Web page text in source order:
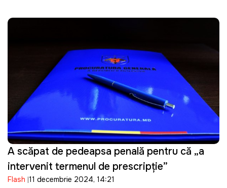
A scăpat de pedeapsa penală pentru că „a
intervenit termenul de prescripție”
Flash 11 decembrie 2024, 14:21